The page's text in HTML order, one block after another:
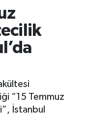
“15 Temmuz
İstanbul